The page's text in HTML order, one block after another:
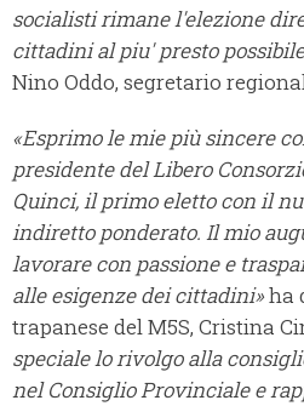
socialisti rimane l'elezione
cittadini al piu' presto possibile
Nino Oddo, segretario
«Esprimo le mie più sincere
presidente delLibero
Quinci,il primo eletto con il
indiretto ponderato. Il mio
lavorare con passione e
alle esigenze dei cittadini»ha
trapanese del M5S, Cristina
speciale lo rivolgo alla
nel Consiglio Provinciale e